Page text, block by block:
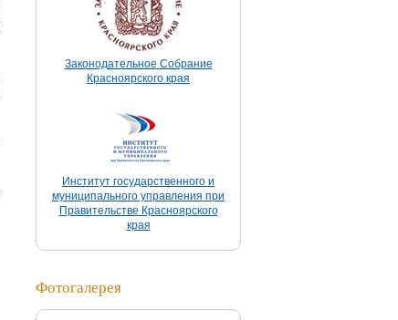
Законодательное Собрание
Красноярского края
Институт государственного и
муниципального управления при
Правительстве Красноярского
края
Фотогалерея